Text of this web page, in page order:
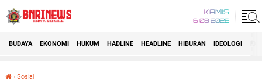
KAMIS
6 08 2026
BUDAYA EKONOMI HUKUM HADLINE HEADLINE HIBURAN IDEOLOGI
› Sosial